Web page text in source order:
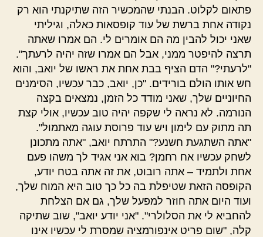
פתאום לקלוט. הבנתי שהמכשיר הזה שתיקנתי הוא רק
נקודה אחת ברשת של עוד קופסאות כאלה, וגיליתי
שאני יכול להבין מה הם אומרים לי. הם אמרו שאתה
תרצה להיפטר ממני, אבל הם אמרו שזה יהיה לרעתך".
"לרעתי?" הדם הציף בבת אחת את ראשו של יואב, והוא
חש אותו הולם בורידים. "כן, יואב, כבר עכשיו, הסימנים
החיוניים שלך, שאני מודד כל הזמן, נמצאים בקצה
הנורמה. לא נראה לי שקפה יהיה טוב עכשיו, אולי קצת
תה מתוק עם לימון ויש עוד פרוסת עוגה מאתמול".
"אתה השתגעת חשנע?" התרתח יואב, "אתה מתכונן
לשחק עכשיו אח רחמן? בוא אני אגיד לך משהו פעם
אחת ולתמיד – אתה רובוט, את זה אתה בטח יודע,
הקופסה הזאת שטיפלת בה כל כך טוב היא המוח שלך,
ועוד היום אתה חוזר למפעל שלך, גם אם הצלחת
להחביא לי את הסלולרי". "אני יודע יואב", שוב שתיקה
קלה, "שום פריט אינפורמציה שמסרת לי עכשיו אינו